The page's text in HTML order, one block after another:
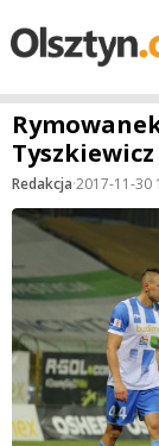
Redakcja·2017-11-30